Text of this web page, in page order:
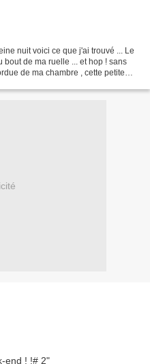
nuit voici ce que j'ai trouvé ... Le
bout de ma ruelle ... et hop ! sans
de ma chambre , cette petite